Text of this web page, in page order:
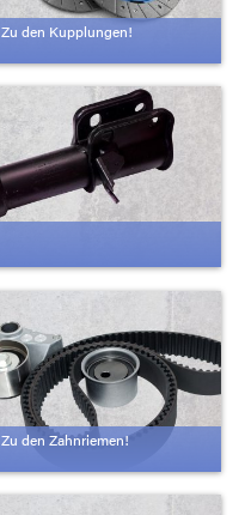
Zu den Kupplungen!
Zu den Zahnriemen!